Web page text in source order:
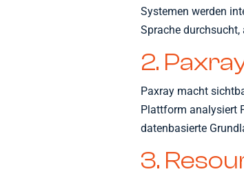
Systemen werden
Sprache
2.
Paxray macht
Plattform analysiert
datenbasierte
3.